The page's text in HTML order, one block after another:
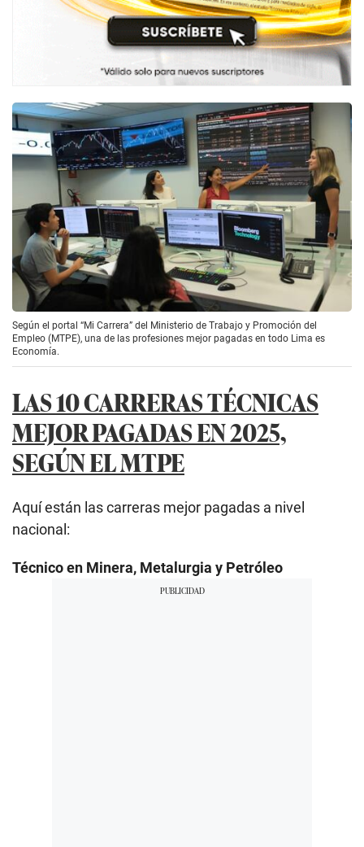
Según el portal “Mi Carrera” del Ministerio de Trabajo y Promoción del
Empleo (MTPE), una de las profesiones mejor pagadas en todo Lima es
Economía.
LAS 10 CARRERAS TÉCNICAS
MEJOR PAGADAS EN 2025,
SEGÚN EL MTPE
Aquí están las carreras mejor pagadas a nivel
nacional:
Técnico en Minera, Metalurgia y Petróleo